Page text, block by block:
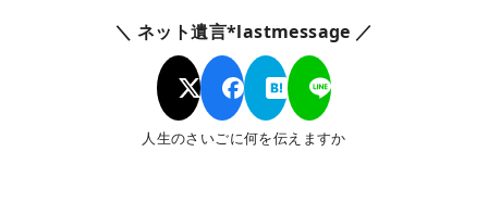
＼ ネット遺言*lastmessage ／
人生のさいごに何を伝えますか